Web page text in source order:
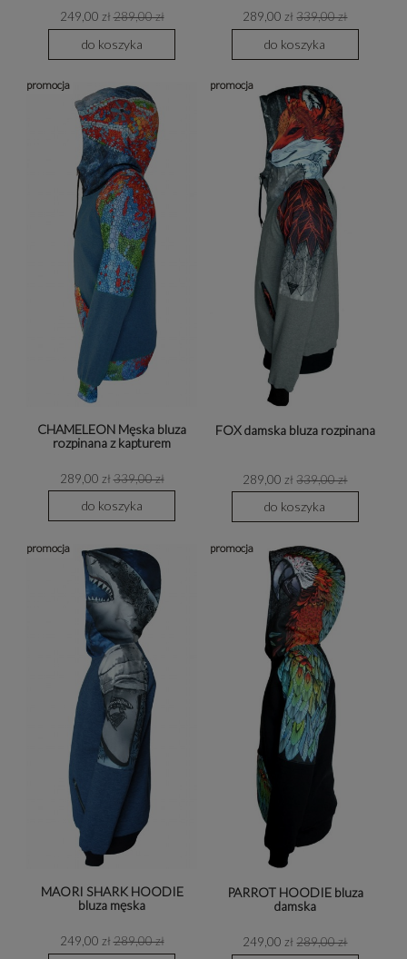
249,00 zł 289,00 zł
do koszyka
289,00 zł 339,00 zł
do koszyka
CHAMELEON Męska bluza
rozpinana z kapturem
289,00 zł 339,00 zł
do koszyka
promocja
FOX damska bluza rozpinana
289,00 zł 339,00 zł
do koszyka
promocja
MAORI SHARK HOODIE
bluza męska
249,00 zł 289,00 zł
promocja
PARROT HOODIE bluza
damska
249,00 zł 289,00 zł
promocja